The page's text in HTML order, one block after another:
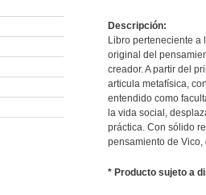
Descripción:
Libro perteneciente a
original del
creador. A partir del
articula metafísica,
entendido como
la vida social,
práctica. Con sólido
pensamiento de
* Producto sujeto a